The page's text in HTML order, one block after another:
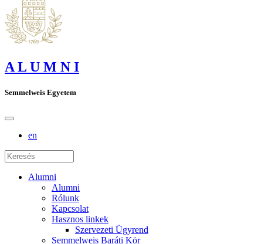
A L U M N I
Semmelweis Egyetem
en
Alumni
Alumni
Rólunk
Kapcsolat
Hasznos linkek
Szervezeti Ügyrend
Semmelweis Baráti Kör